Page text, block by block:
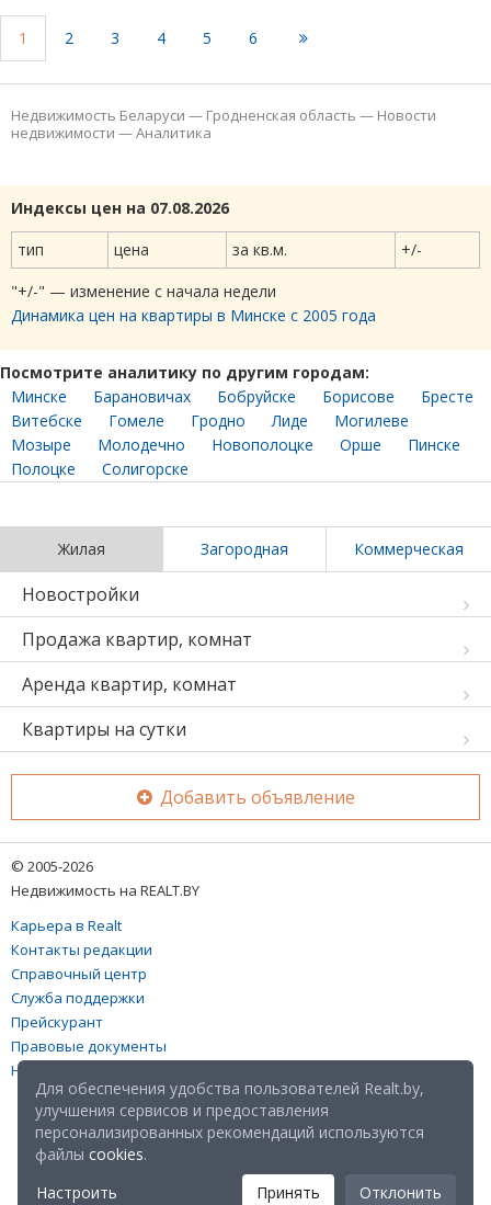
1 2 3 4 5 6
Недвижимость Беларуси — Гродненская область — Новости
недвижимости —Аналитика
Индексы цен на 07.08.2026
тип
цена за кв.м.
+/-
"+/-" — изменение с начала недели
Динамика цен на квартиры в Минске с 2005 года
Посмотрите аналитику по другим городам:
Минске
Барановичах Бобруйске Борисове
Бресте
Витебске
Гомеле Гродно Лиде
Могилеве
Мозыре
Молодечно Новополоцке Орше
Пинске
Полоцке
Солигорске
Жилая Загородная Коммерческая
Новостройки
Продажа квартир, комнат
Аренда квартир, комнат
Квартиры на сутки
Добавить объявление
© 2005-2026
Недвижимость на REALT.BY
Карьера в Realt
Контакты редакции
Справочный центр
Служба поддержки
Прейскурант
Правовые документы
Настройка файлов cookies
Для обеспечения удобства пользователей Realt.by,
улучшения сервисов и предоставления
персонализированных рекомендаций используются
файлы cookies.
Настроить
Принять Отклонить